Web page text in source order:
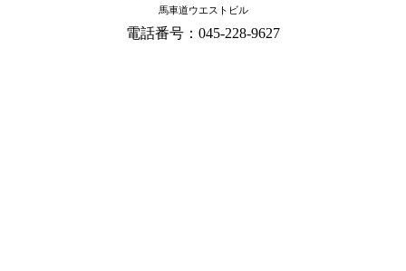
馬車道ウエストビル
電話番号：045-228-9627